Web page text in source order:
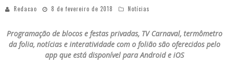
Redacao 8 de fevereiro de 2018 Notícias
Programação de blocos e festas privadas, TV Carnaval, termômetro
da folia, notícias e interatividade com o folião são oferecidos pelo
app que está disponível para Android e iOS